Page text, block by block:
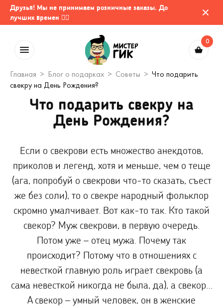
Друзья! Мы не принимаем розничные заказы. До
лучших времен 🤷‍♂️
0
Главная Блог о подарках Советы
Что подарить
свекру на День Рождения?
Что подарить свекру на
День Рождения?
Если о свекрови есть множество анекдотов,
приколов и легенд, хотя и меньше, чем о теще
(ага, попробуй о свекрови что-то сказать, съест
же без соли), то о свекре народный фольклор
скромно умалчивает. Вот как-то так. Кто такой
свекор? Муж свекрови, в первую очередь.
Потом уже – отец мужа. Почему так
происходит? Потому что в отношениях с
невесткой главную роль играет свекровь (а
сама невесткой никогда не была, да), а свекор…
А свекор – умный человек, он в женские